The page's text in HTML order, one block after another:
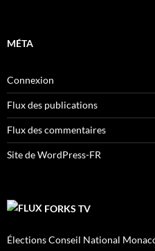
MÉTA
Connexion
Flux des publications
Flux des commentaires
Site de WordPress-FR
FORKS TV
Élections Conseil National